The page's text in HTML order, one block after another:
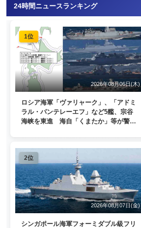
24時間ニュースランキング
1位
2026年08月06日(木)
ロシア海軍「ヴァリャーク」、「アドミ
ラル・パンテレーエフ」など5艦、宗谷
海峡を東進 海自「くまたか」等が警戒
2位
2026年08月07日(金)
シンガポール海軍フォーミダブル級フリ